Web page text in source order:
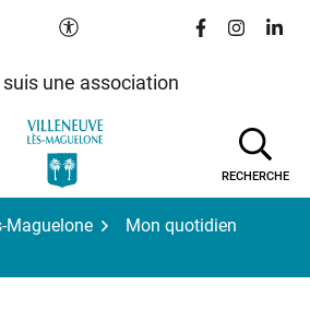
Paramètres d'accessibilité
Lien vers le
Lien vers
Lien
une association
RECHERCHE
Maguelone
Mon quotidien